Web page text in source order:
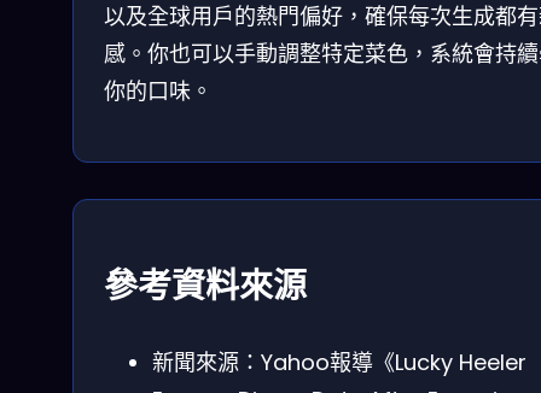
以及全球用戶的熱門偏好，確保每次生成都
感。你也可以手動調整特定菜色，系統會持
你的口味。
參考資料來源
新聞來源：Yahoo報導《Lucky Heeler